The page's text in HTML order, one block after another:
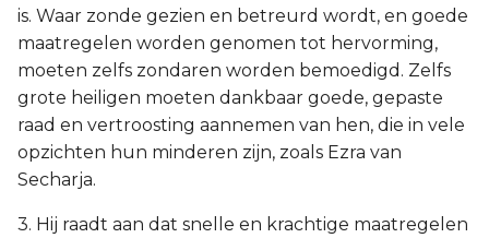
is. Waar zonde gezien en betreurd wordt, en goede
maatregelen worden genomen tot hervorming,
moeten zelfs zondaren worden bemoedigd. Zelfs
grote heiligen moeten dankbaar goede, gepaste
raad en vertroosting aannemen van hen, die in vele
opzichten hun minderen zijn, zoals Ezra van
Secharja.
3. Hij raadt aan dat snelle en krachtige maatregelen